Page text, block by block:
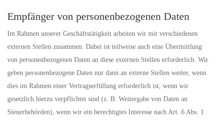
Empfänger von personenbezogenen Daten
Im Rahmen unserer Geschäftstätigkeit arbeiten wir mit verschiedenen
externen Stellen zusammen. Dabei ist teilweise auch eine Übermittlung
von personenbezogenen Daten an diese externen Stellen erforderlich. Wir
geben personenbezogene Daten nur dann an externe Stellen weiter, wenn
dies im Rahmen einer Vertragserfüllung erforderlich ist, wenn wir
gesetzlich hierzu verpflichtet sind (z. B. Weitergabe von Daten an
Steuerbehörden), wenn wir ein berechtigtes Interesse nach Art. 6 Abs. 1